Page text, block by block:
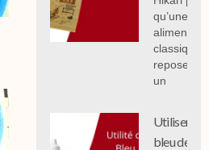
qu’une
classique
repose sur
un
Utiliser le
bleu de